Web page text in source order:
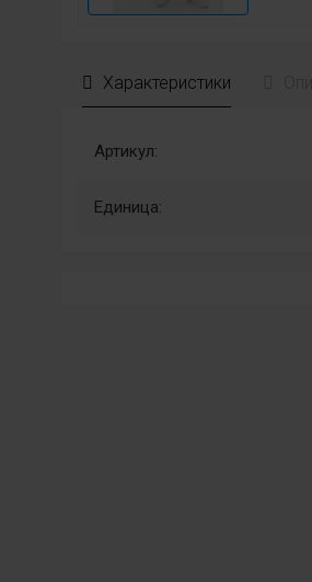
Характеристики
Артикул:
Единица: